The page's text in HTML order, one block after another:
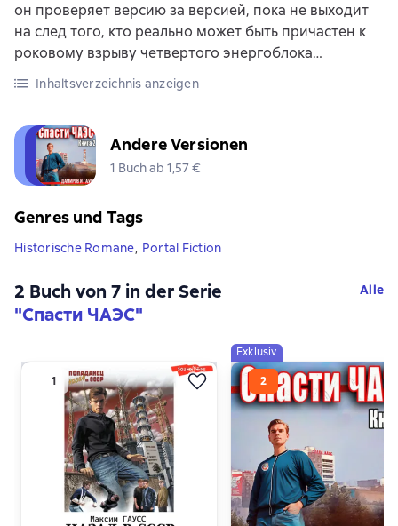
он проверяет версию за версией, пока не выходит
на след того, кто реально может быть причастен к
роковому взрыву четвертого энергоблока…
Inhaltsverzeichnis anzeigen
Andere Versionen
1 Buch ab 1,57 €
Genres und Tags
Historische Romane, Portal Fiction
2 Buch von 7 in der Serie
"Спасти ЧАЭС"
Alle
Exklusiv